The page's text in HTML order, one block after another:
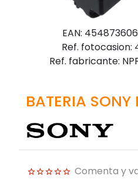
EAN:
Ref. fotocasion:
Ref. fabricante:
BATERIA
Comenta y